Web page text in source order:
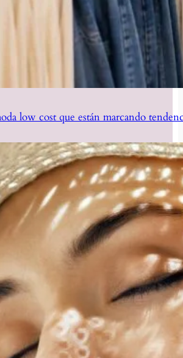
low cost que están marcando